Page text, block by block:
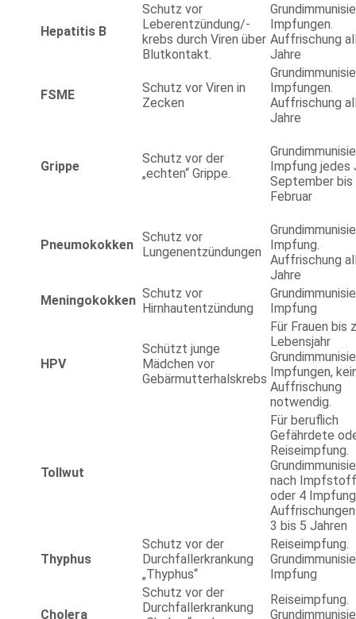
Hepatitis B
Schutz vor
Leberentzündung/-
krebs durch Viren über
Blutkontakt.
Impfungen.
Auffrischung
Jahre
FSME
Schutz vor Viren in
Zecken
Impfungen.
Auffrischung
Jahre
Grippe
Schutz vor der
„echten“ Grippe.
Impfung jedes
September bis
Februar
Pneumokokken
Schutz vor
Lungenentzündungen
Impfung.
Auffrischung
Jahre
Meningokokken Schutz vor
Hirnhautentzündung
Impfung
HPV
Schützt junge
Mädchen vor
Gebärmutterhalskrebs
Für Frauen bis
Lebensjahr
Impfungen,
Auffrischung
notwendig.
Tollwut
Für beruflich
Gefährdete
Reiseimpfung.
nach
oder 4
3 bis 5 Jahren
Thyphus
Schutz vor der
Durchfallerkrankung
„Thyphus“
Reiseimpfung.
Impfung
Cholera
Schutz vor der
Durchfallerkrankung
Reiseimpfung.